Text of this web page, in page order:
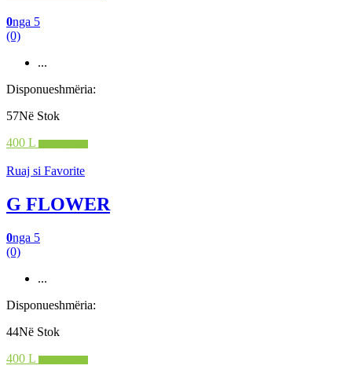
0nga 5
(0)
...
Disponueshmëria:
57Në Stok
400 L
Ruaj si Favorite
G FLOWER
0nga 5
(0)
...
Disponueshmëria:
44Në Stok
400 L